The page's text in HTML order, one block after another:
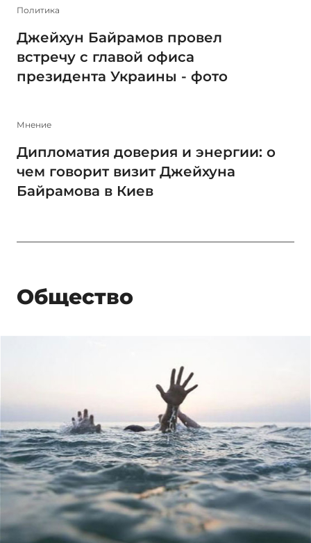
Политика
Джейхун Байрамов провел
встречу с главой офиса
президента Украины - фото
Мнение
Дипломатия доверия и энергии: о
чем говорит визит Джейхуна
Байрамова в Киев
Общество